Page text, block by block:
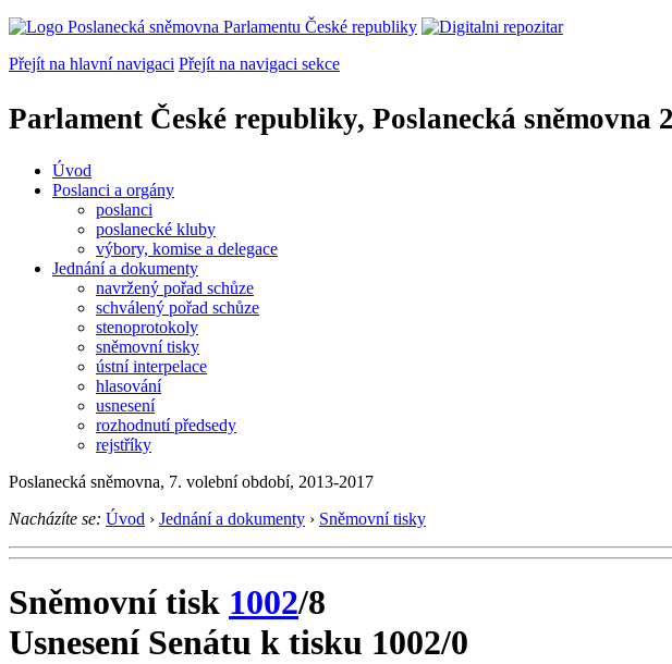
Přejít na hlavní navigaci Přejít na navigaci sekce
Parlament České republiky, Poslanecká sněmovna
Úvod
Poslanci a orgány
poslanci
poslanecké kluby
výbory, komise a delegace
Jednání a dokumenty
navržený pořad schůze
schválený pořad schůze
stenoprotokoly
sněmovní tisky
ústní interpelace
hlasování
usnesení
rozhodnutí předsedy
rejstříky
Poslanecká sněmovna, 7. volební období, 2013-2017
Nacházíte se: Úvod › Jednání a dokumenty › Sněmovní tisky
Sněmovní tisk 1002/8
Usnesení Senátu k tisku 1002/0